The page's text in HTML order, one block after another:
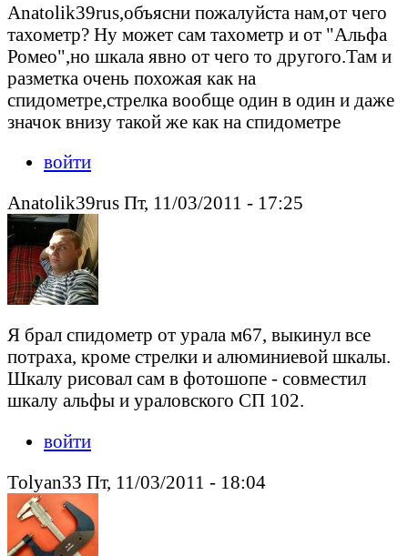
Anatolik39rus,объясни пожалуйста нам,от чего
тахометр? Ну может сам тахометр и от "Альфа
Ромео",но шкала явно от чего то другого.Там и
разметка очень похожая как на
спидометре,стрелка вообще один в один и даже
значок внизу такой же как на спидометре
войти
Anatolik39rus Пт, 11/03/2011 - 17:25
Я брал спидометр от урала м67, выкинул все
потраха, кроме стрелки и алюминиевой шкалы.
Шкалу рисовал сам в фотошопе - совместил
шкалу альфы и ураловского СП 102.
войти
Tolyan33 Пт, 11/03/2011 - 18:04